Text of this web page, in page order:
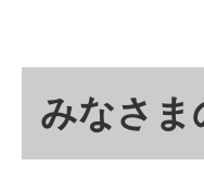
みなさま